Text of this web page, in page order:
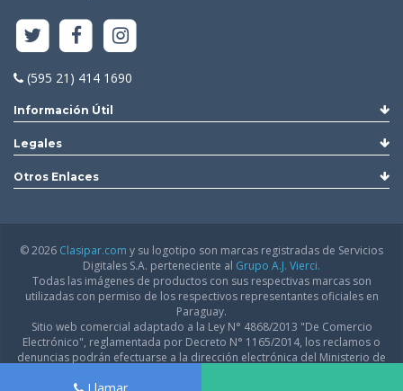
(595 21) 414 1690
Información Útil
Legales
Otros Enlaces
© 2026 Clasipar.com y su logotipo son marcas registradas de Servicios
Digitales S.A. perteneciente al Grupo A.J. Vierci.
Todas las imágenes de productos con sus respectivas marcas son
utilizadas con permiso de los respectivos representantes oficiales en
Paraguay.
Sitio web comercial adaptado a la Ley N° 4868/2013 "De Comercio
Electrónico", reglamentada por Decreto N° 1165/2014, los reclamos o
denuncias podrán efectuarse a la dirección electrónica del Ministerio de